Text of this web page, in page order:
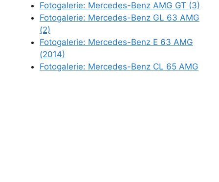
Fotogalerie: Mercedes-Benz AMG GT (3)
Fotogalerie: Mercedes-Benz GL 63 AMG
(2)
Fotogalerie: Mercedes-Benz E 63 AMG
(2014)
Fotogalerie: Mercedes-Benz CL 65 AMG